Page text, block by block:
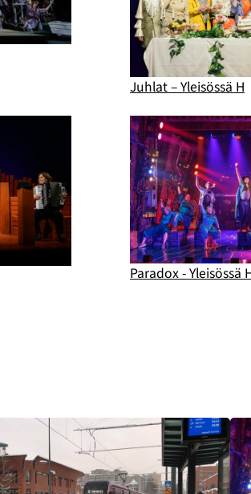
Juhlat – Yleisössä H
Paradox - Yleisössä